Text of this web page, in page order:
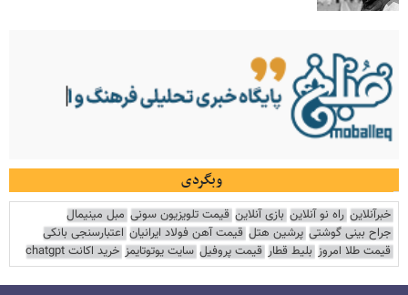
وبگردی
خبرآنلاین راه نو آنلاین بازی آنلاین قیمت تلویزیون سونی مبل مینیمال
جراح بینی گوشتی پرشین هتل قیمت آهن فولاد ایرانیان اعتبارسنجی بانکی
قیمت طلا امروز بلیط قطار قیمت پروفیل سایت یوتوتایمز خرید اکانت chatgpt